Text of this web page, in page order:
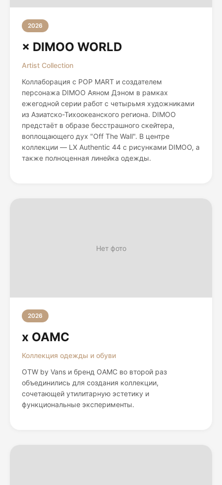
2026
× DIMOO WORLD
Artist Collection
Коллаборация с POP MART и создателем
персонажа DIMOO Аяном Дэном в рамках
ежегодной серии работ с четырьмя художниками
из Азиатско-Тихоокеанского региона. DIMOO
предстаёт в образе бесстрашного скейтера,
воплощающего дух "Off The Wall". В центре
коллекции — LX Authentic 44 с рисунками DIMOO, а
также полноценная линейка одежды.
Нет фото
2026
x OAMC
Коллекция одежды и обуви
OTW by Vans и бренд OAMC во второй раз
объединились для создания коллекции,
сочетающей утилитарную эстетику и
функциональные эксперименты.